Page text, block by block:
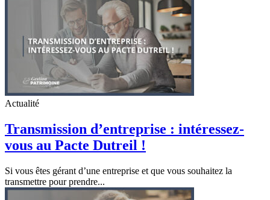
Actualité
Transmission d’entreprise : intéressez-
vous au Pacte Dutreil !
Si vous êtes gérant d’une entreprise et que vous souhaitez la
transmettre pour prendre...